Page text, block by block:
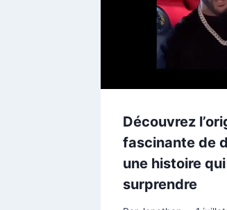
Découvrez
fascinante de
une histoire
surprendre